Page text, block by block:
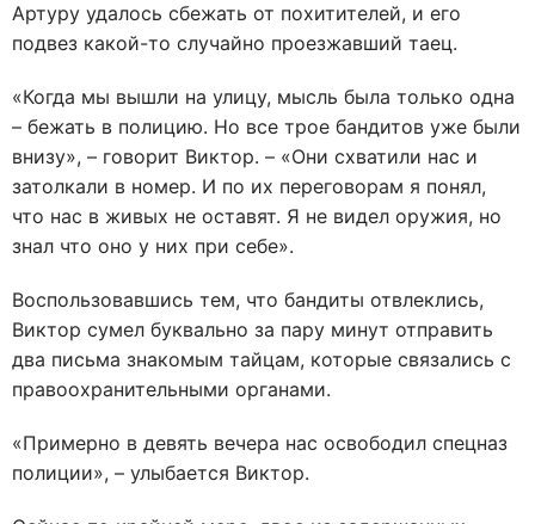
Артуру удалось сбежать от похитителей, и его
подвез какой-то случайно проезжавший таец.
«Когда мы вышли на улицу, мысль была только одна
– бежать в полицию. Но все трое бандитов уже были
внизу», – говорит Виктор. – «Они схватили нас и
затолкали в номер. И по их переговорам я понял,
что нас в живых не оставят. Я не видел оружия, но
знал что оно у них при себе».
Воспользовавшись тем, что бандиты отвлеклись,
Виктор сумел буквально за пару минут отправить
два письма знакомым тайцам, которые связались с
правоохранительными органами.
«Примерно в девять вечера нас освободил спецназ
полиции», – улыбается Виктор.